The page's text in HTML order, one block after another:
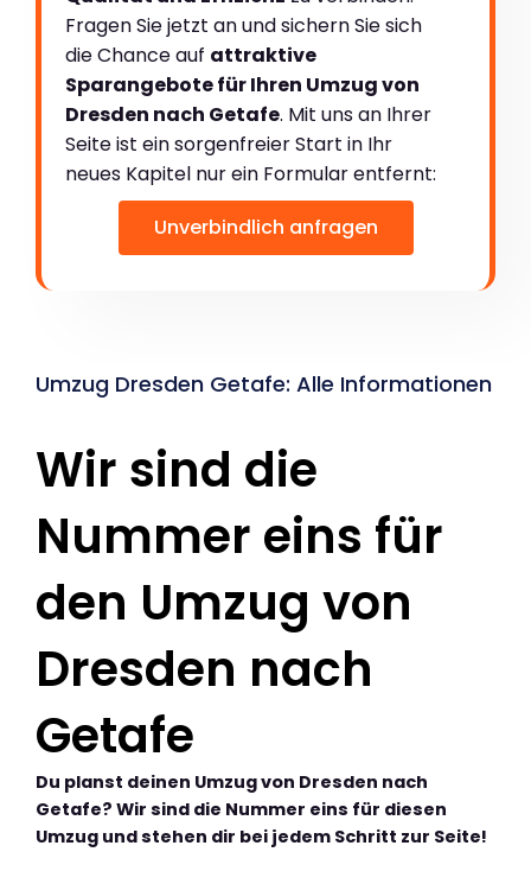
Fragen Sie jetzt an und sichern Sie sich
die Chance auf attraktive
Sparangebote für Ihren Umzug von
Dresden nach Getafe. Mit uns an Ihrer
Seite ist ein sorgenfreier Start in Ihr
neues Kapitel nur ein Formular entfernt:
Unverbindlich anfragen
Umzug Dresden Getafe: Alle Informationen
Wir sind die
Nummer eins für
den Umzug von
Dresden nach
Getafe
Du planst deinen Umzug von Dresden nach
Getafe? Wir sind die Nummer eins für diesen
Umzug und stehen dir bei jedem Schritt zur Seite!